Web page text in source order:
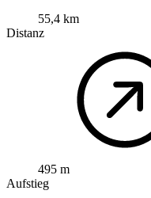
55,4 km
Distanz
495 m
Aufstieg